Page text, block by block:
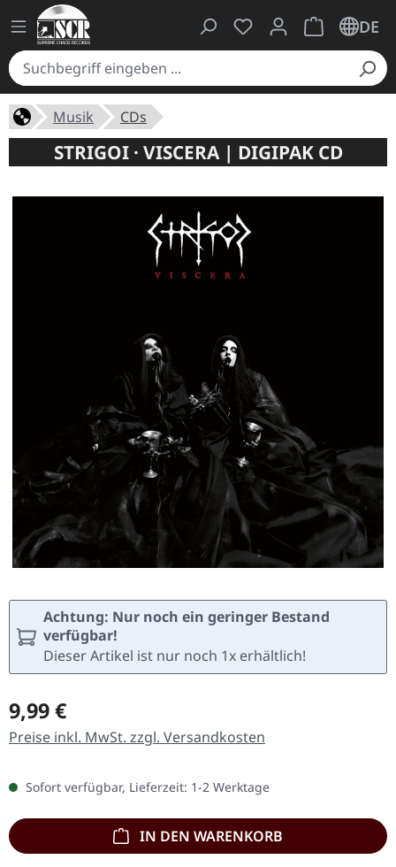
Du hast 0 Produkte
Warenkorb
DE
Musik CDs
STRIGOI · VISCERA | DIGIPAK CD
Achtung: Nur noch ein geringer Bestand
verfügbar!
Dieser Artikel ist nur noch 1x erhältlich!
Regulärer Preis:
9,99 €
Preise inkl. MwSt. zzgl. Versandkosten
Sofort verfügbar, Lieferzeit: 1-2 Werktage
IN DEN WARENKORB